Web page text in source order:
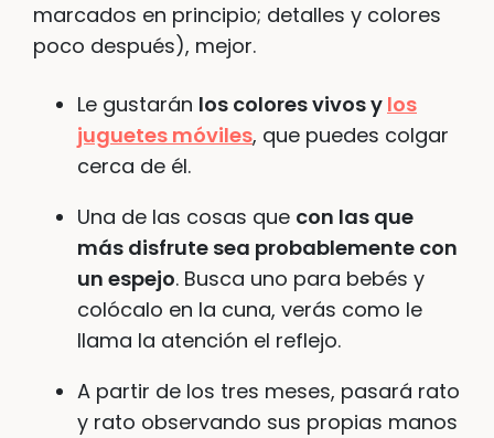
marcados en principio; detalles y colores
poco después), mejor.
Le gustarán los colores vivos y los
juguetes móviles, que puedes colgar
cerca de él.
Una de las cosas que con las que
más disfrute sea probablemente con
un espejo. Busca uno para bebés y
colócalo en la cuna, verás como le
llama la atención el reflejo.
A partir de los tres meses, pasará rato
y rato observando sus propias manos